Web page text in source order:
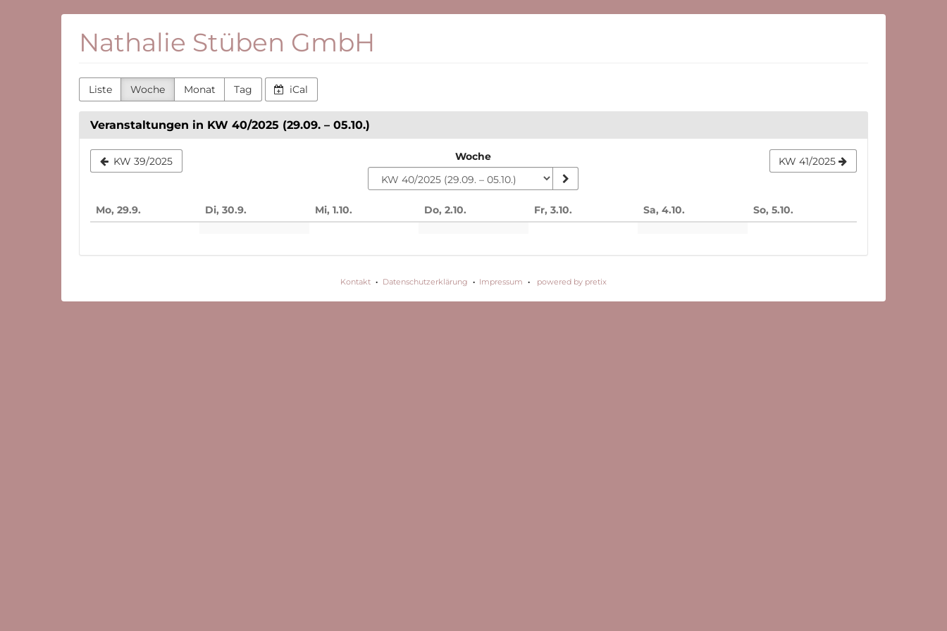
Nathalie Stüben GmbH
Liste Woche Monat Tag iCal
Veranstaltungen in KW 40/2025 (29.09. – 05.10.)
KW 39/2025
auswählen
Woche KW 41/2025
Mo, 29.9. Di, 30.9. Mi, 1.10. Do, 2.10. Fr, 3.10. Sa, 4.10. So, 5.10.
Kontakt Datenschutzerklärung Impressum powered by pretix